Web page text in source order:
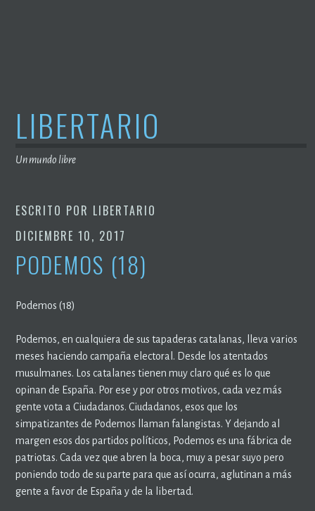
LIBERTARIO
Un mundo libre
ESCRITO POR LIBERTARIO
DICIEMBRE 10, 2017
PODEMOS (18)
Podemos (18)
Podemos, en cualquiera de sus tapaderas catalanas, lleva varios
meses haciendo campaña electoral. Desde los atentados
musulmanes. Los catalanes tienen muy claro qué es lo que
opinan de España. Por ese y por otros motivos, cada vez más
gente vota a Ciudadanos. Ciudadanos, esos que los
simpatizantes de Podemos llaman falangistas. Y dejando al
margen esos dos partidos políticos, Podemos es una fábrica de
patriotas. Cada vez que abren la boca, muy a pesar suyo pero
poniendo todo de su parte para que así ocurra, aglutinan a más
gente a favor de España y de la libertad.